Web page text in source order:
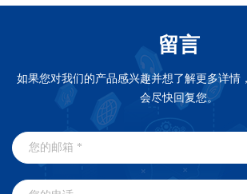
留言
如果您对我们的产品感兴趣并想了解更多详情
会尽快回复您。